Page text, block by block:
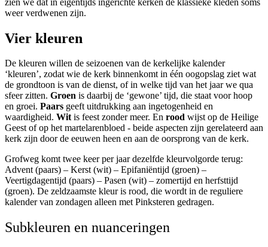
weer verdwenen zijn.
Vier kleuren
De kleuren willen de seizoenen van de kerkelijke kalender
‘kleuren’, zodat wie de kerk binnenkomt in één oogopslag ziet wat
de grondtoon is van de dienst, of in welke tijd van het jaar we qua
sfeer zitten. Groen is daarbij de ‘gewone’ tijd, die staat voor hoop
en groei. Paars geeft uitdrukking aan ingetogenheid en
waardigheid. Witis feest zonder meer. En rood wijst op de Heilige
Geest of op het martelarenbloed - beide aspecten zijn gerelateerd aan
kerk zijn door de eeuwen heen en aan de oorsprong van de kerk.
Grofweg komt twee keer per jaar dezelfde kleurvolgorde terug:
Advent (paars) – Kerst (wit) – Epifaniëntijd (groen) –
Veertigdagentijd (paars) – Pasen (wit) – zomertijd en herfsttijd
(groen). De zeldzaamste kleur is rood, die wordt in de reguliere
kalender van zondagen alleen met Pinksteren gedragen.
Subkleuren en nuanceringen